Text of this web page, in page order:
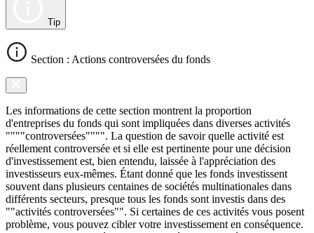
Tip
Section : Actions controversées du fonds
Les informations de cette section montrent la proportion
d'entreprises du fonds qui sont impliquées dans diverses activités
""""controversées"""". La question de savoir quelle activité est
réellement controversée et si elle est pertinente pour une décision
d'investissement est, bien entendu, laissée à l'appréciation des
investisseurs eux-mêmes. Étant donné que les fonds investissent
souvent dans plusieurs centaines de sociétés multinationales dans
différents secteurs, presque tous les fonds sont investis dans des
""activités controversées"". Si certaines de ces activités vous posent
problème, vous pouvez cibler votre investissement en conséquence.